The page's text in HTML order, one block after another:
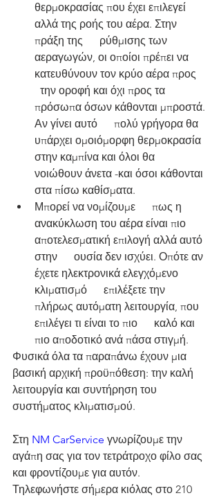
θερμοκρασίας που έχει επιλεγεί
αλλά της ροής του αέρα. Στην
πράξη της      ρύθμισης των
αεραγωγών, οι οποίοι πρέπει να
κατευθύνουν τον κρύο αέρα προς
  την οροφή και όχι προς τα
πρόσωπα όσων κάθονται μπροστά.
Αν γίνει αυτό      πολύ γρήγορα θα
υπάρχει ομοιόμορφη θερμοκρασία
στην καμπίνα και όλοι θα
νοιώθουν άνετα -και όσοι κάθονται
στα πίσω καθίσματα.
Μπορεί να νομίζουμε      πως η
ανακύκλωση του αέρα είναι πιο
αποτελεσματική επιλογή αλλά αυτό
στην      ουσία δεν ισχύει. Οπότε αν
έχετε ηλεκτρονικά ελεγχόμενο
κλιματισμό      επιλέξετε την
πλήρως αυτόματη λειτουργία, που
επιλέγει τι είναι το πιο      καλό και
πιο αποδοτικό ανά πάσα στιγμή.
Φυσικά όλα τα παραπάνω έχουν μια
βασική αρχική προϋπόθεση: την καλή
λειτουργία και συντήρηση του
συστήματος κλιματισμού.
Στη NM CarService γνωρίζουμε την
αγάπη σας για τον τετράτροχο φίλο σας
και φροντίζουμε για αυτόν.
Τηλεφωνήστε σήμερα κιόλας στο 210